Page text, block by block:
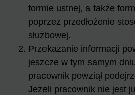
formie ustnej, a także
poprzez przedłożenie
służbowej.
Przekazanie informacji
jeszcze w tym samym
pracownik powziął
Jeżeli pracownik nie jest